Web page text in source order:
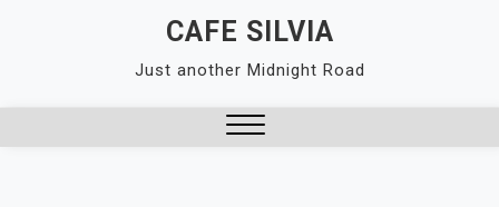
CAFE SILVIA
Just another Midnight Road